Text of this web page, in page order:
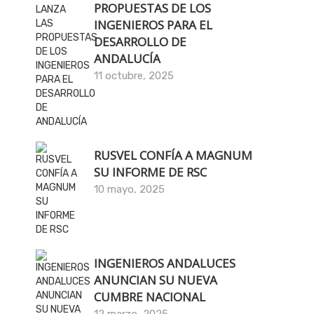
PROPUESTAS DE LOS
INGENIEROS PARA EL
DESARROLLO DE
ANDALUCÍA
11 octubre, 2025
RUSVEL CONFÍA A MAGNUM
SU INFORME DE RSC
10 mayo, 2025
INGENIEROS ANDALUCES
ANUNCIAN SU NUEVA
CUMBRE NACIONAL